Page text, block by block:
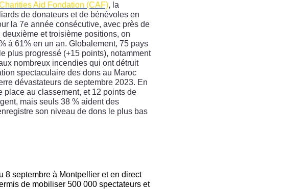
Aid Fondation (CAF), la
de donateurs et de bénévoles en
la 7e année consécutive, avec près de
et troisième positions, on
à 61% en un an. Globalement, 75 pays
plus progressé (+15 points), notamment
nombreux incendies qui ont détruit
spectaculaire des dons au Maroc
dévastateurs de septembre 2023. En
place au classement, et 12 points de
mais seuls 38 % aident des
son niveau de dons le plus bas
8 septembre à Montpellier et en direct
de mobiliser 500 000 spectateurs et